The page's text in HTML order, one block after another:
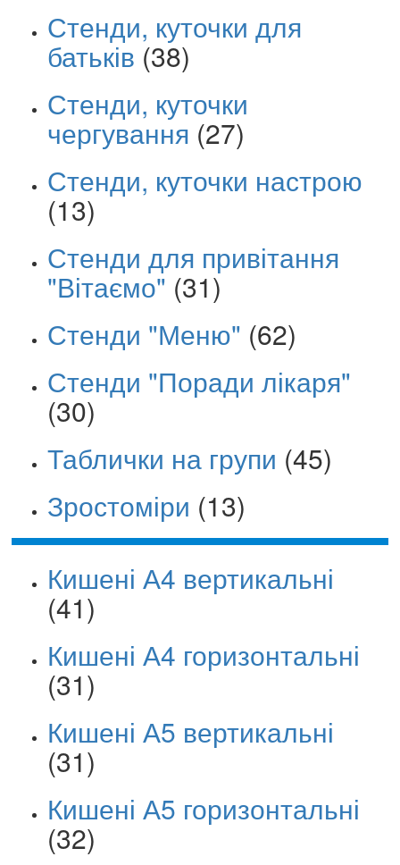
Стенди, куточки для
батьків (38)
Стенди, куточки
чергування (27)
Стенди, куточки настрою
(13)
Стенди для привітання
"Вітаємо" (31)
Стенди "Меню" (62)
Стенди "Поради лікаря"
(30)
Таблички на групи (45)
Зростоміри (13)
Кишені А4 вертикальні
(41)
Кишені А4 горизонтальні
(31)
Кишені А5 вертикальні
(31)
Кишені А5 горизонтальні
(32)